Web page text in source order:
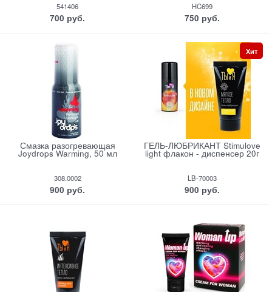
541406
700 руб.
HC699
750 руб.
Смазка разогревающая
Joydrops Warming, 50 мл
308.0002
900 руб.
ГЕЛЬ-ЛЮБРИКАНТ Stimulove
light флакон - диспенсер 20г
LB-70003
900 руб.
Хит